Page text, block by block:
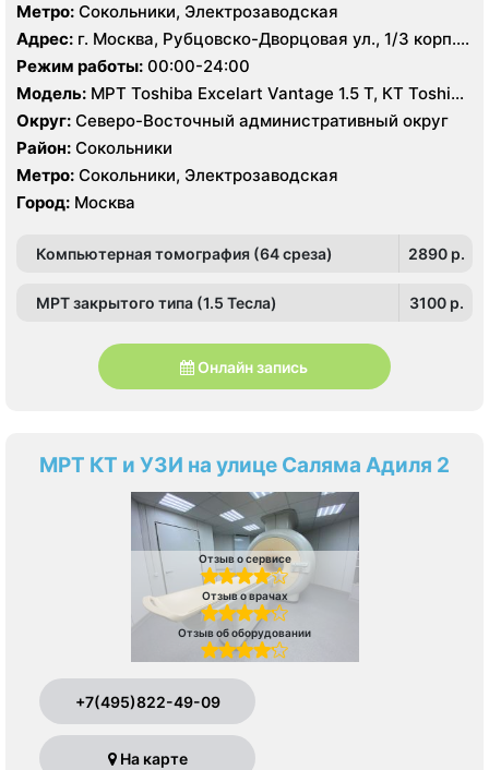
Метро: Сокольники, Электрозаводская
Адрес: г. Москва, Рубцовско-Дворцовая ул., 1/3 корп.
2А
Режим работы: 00:00-24:00
Модель: МРТ Toshiba Excelart Vantage 1.5 Т, КТ Toshiba
Aquilion 64 среза, УЗИ
Округ: Северо-Восточный административный округ
Район: Сокольники
Метро: Сокольники, Электрозаводская
Город: Москва
Компьютерная томография (64 среза) 2890 p.
МРТ закрытого типа (1.5 Тесла) 3100 p.
Онлайн запись
МРТ КТ и УЗИ на улице Саляма Адиля 2
Отзыв о сервисе
Отзыв о врачах
Отзыв об оборудовании
+7(495)822-49-09
На карте